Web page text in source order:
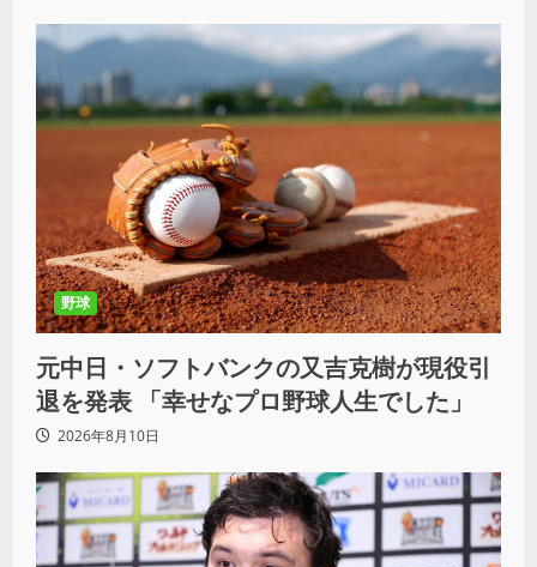
野球
元中日・ソフトバンクの又吉克樹が現役引
退を発表 「幸せなプロ野球人生でした」
2026年8月10日